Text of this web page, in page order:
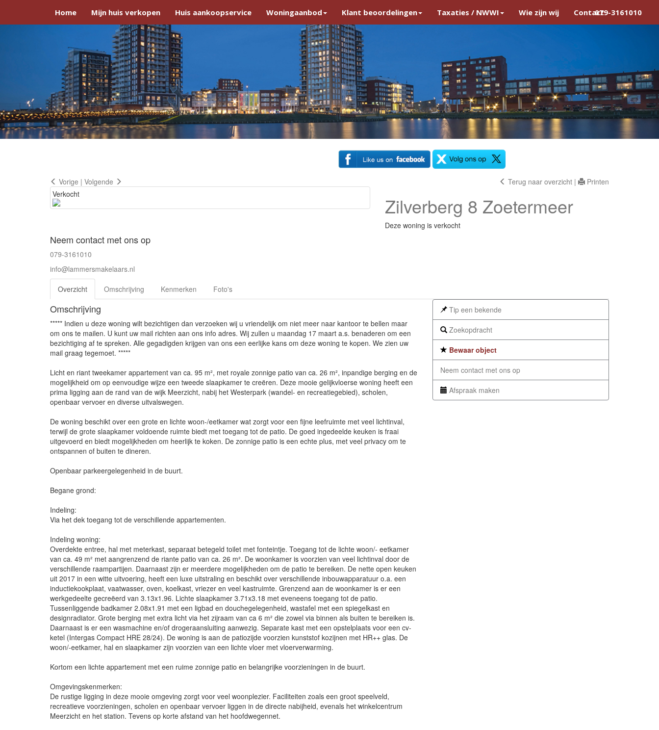
Home Mijn huis verkopen Huis aankoopservice Woningaanbod Klant beoordelingen Taxaties / NWWI Wie zijn wij Contact079-3161010
Vorige | Volgende Terug naar overzicht |
Printen
Verkocht
Zilverberg 8 Zoetermeer
Deze woning is verkocht
Neem contact met ons op
079-3161010
info@lammersmakelaars.nl
Overzicht Omschrijving Kenmerken Foto's
Omschrijving
***** Indien u deze woning wilt bezichtigen dan verzoeken wij u vriendelijk om niet meer naar kantoor te bellen maar
om ons te mailen. U kunt uw mail richten aan ons info adres. Wij zullen u maandag 17 maart a.s. benaderen om een
bezichtiging af te spreken. Alle gegadigden krijgen van ons een eerlijke kans om deze woning te kopen. We zien uw
mail graag tegemoet. *****
Licht en riant tweekamer appartement van ca. 95 m², met royale zonnige patio van ca. 26 m², inpandige berging en de
mogelijkheid om op eenvoudige wijze een tweede slaapkamer te creëren. Deze mooie gelijkvloerse woning heeft een
prima ligging aan de rand van de wijk Meerzicht, nabij het Westerpark (wandel- en recreatiegebied), scholen,
openbaar vervoer en diverse uitvalswegen.
De woning beschikt over een grote en lichte woon-/eetkamer wat zorgt voor een fijne leefruimte met veel lichtinval,
terwijl de grote slaapkamer voldoende ruimte biedt met toegang tot de patio. De goed ingedeelde keuken is fraai
uitgevoerd en biedt mogelijkheden om heerlijk te koken. De zonnige patio is een echte plus, met veel privacy om te
ontspannen of buiten te dineren.
Openbaar parkeergelegenheid in de buurt.
Begane grond:
Indeling:
Via het dek toegang tot de verschillende appartementen.
Indeling woning:
Overdekte entree, hal met meterkast, separaat betegeld toilet met fonteintje. Toegang tot de lichte woon/- eetkamer
van ca. 49 m² met aangrenzend de riante patio van ca. 26 m². De woonkamer is voorzien van veel lichtinval door de
verschillende raampartijen. Daarnaast zijn er meerdere mogelijkheden om de patio te bereiken. De nette open keuken
uit 2017 in een witte uitvoering, heeft een luxe uitstraling en beschikt over verschillende inbouwapparatuur o.a. een
inductiekookplaat, vaatwasser, oven, koelkast, vriezer en veel kastruimte. Grenzend aan de woonkamer is er een
werkgedeelte gecreëerd van 3.13x1.96. Lichte slaapkamer 3.71x3.18 met eveneens toegang tot de patio.
Tussenliggende badkamer 2.08x1.91 met een ligbad en douchegelegenheid, wastafel met een spiegelkast en
designradiator. Grote berging met extra licht via het zijraam van ca 6 m² die zowel via binnen als buiten te bereiken is.
Daarnaast is er een wasmachine en/of drogeraansluiting aanwezig. Separate kast met een opstelplaats voor een cv-
ketel (Intergas Compact HRE 28/24). De woning is aan de patiozijde voorzien kunststof kozijnen met HR++ glas. De
woon/-eetkamer, hal en slaapkamer zijn voorzien van een lichte vloer met vloerverwarming.
Kortom een lichte appartement met een ruime zonnige patio en belangrijke voorzieningen in de buurt.
Omgevingskenmerken:
De rustige ligging in deze mooie omgeving zorgt voor veel woonplezier. Faciliteiten zoals een groot speelveld,
recreatieve voorzieningen, scholen en openbaar vervoer liggen in de directe nabijheid, evenals het winkelcentrum
Meerzicht en het station. Tevens op korte afstand van het hoofdwegennet.
Tip een bekende
Zoekopdracht
Bewaar object
Neem contact met ons op
Afspraak maken